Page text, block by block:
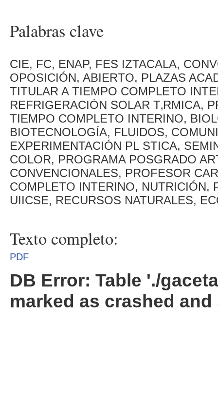
Palabras clave
CIE, FC, ENAP, FES IZTACALA,
OPOSICIÓN, ABIERTO, PLAZAS
TITULAR A TIEMPO COMPLETO
REFRIGERACIÓN SOLAR T‚RMICA,
TIEMPO COMPLETO INTERINO,
BIOTECNOLOGÍA, FLUIDOS,
EXPERIMENTACIÓN PL STICA,
COLOR, PROGRAMA POSGRADO
CONVENCIONALES, PROFESOR
COMPLETO INTERINO, NUTRICIÓN,
UIICSE, RECURSOS NATURALES,
Texto completo:
PDF
DB Error: Table './
marked as crashed